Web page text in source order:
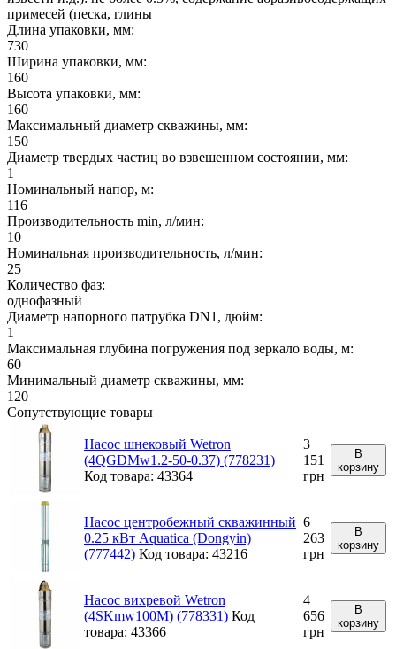
примесей (песка, глины
Длина упаковки, мм:
730
Ширина упаковки, мм:
160
Высота упаковки, мм:
160
Максимальный диаметр скважины, мм:
150
Диаметр твердых частиц во взвешенном состоянии, мм:
1
Номинальный напор, м:
116
Производительность min, л/мин:
10
Номинальная производительность, л/мин:
25
Количество фаз:
однофазный
Диаметр напорного патрубка DN1, дюйм:
1
Максимальная глубина погружения под зеркало воды, м:
60
Минимальный диаметр скважины, мм:
120
Сопутствующие товары
Насос шнековый Wetron
(4QGDМw1.2-50-0.37) (778231)
Код товара: 43364
3
151
грн
В
корзину
Насос центробежный скважинный
0.25 кВт Aquatica (Dongyin)
(777442) Код товара: 43216
6
263
грн
В
корзину
Насос вихревой Wetron
(4SKmw100М) (778331) Код
товара: 43366
4
656
грн
В
корзину